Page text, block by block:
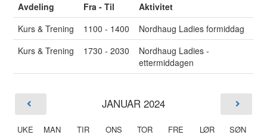
Avdeling Fra - Til
Aktivitet
Kurs & Trening
1100 - 1400
Nordhaug Ladies formiddag
Kurs & Trening
1730 - 2030
Nordhaug Ladies -
ettermiddagen
JANUAR 2024
UKE MAN TIR ONS TOR FRE LØR SØN